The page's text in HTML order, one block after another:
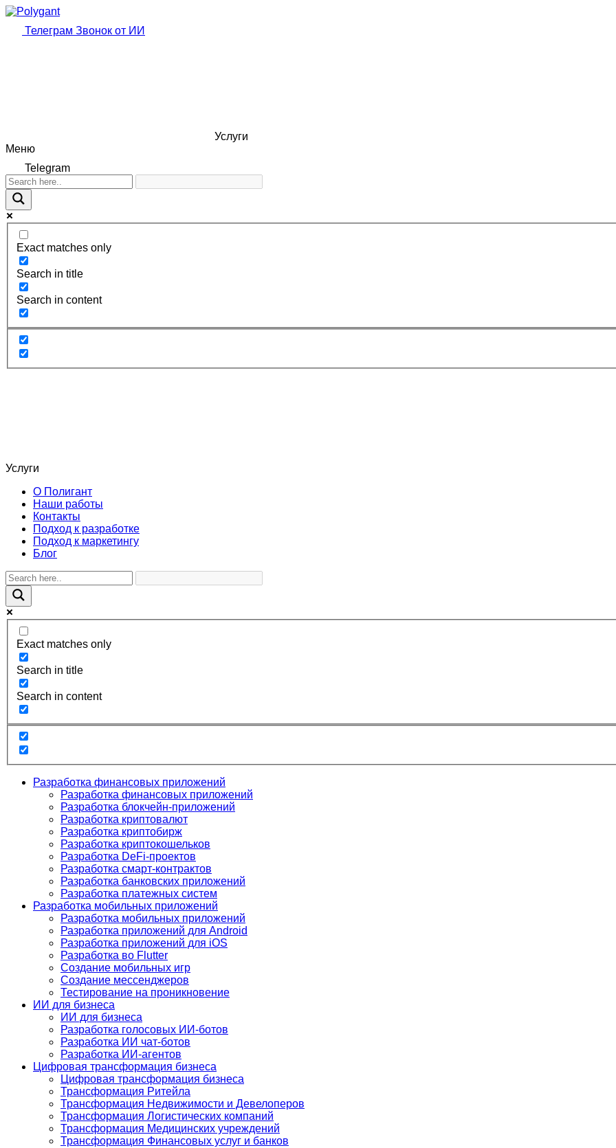
Телеграм Звонок от ИИ
Услуги
Меню
Telegram
Exact matches only
Search in title
Search in content
Услуги
О Полигант
Наши работы
Контакты
Подход к разработке
Подход к маркетингу
Блог
Exact matches only
Search in title
Search in content
Разработка финансовых приложений
Разработка финансовых приложений
Разработка блокчейн-приложений
Разработка криптовалют
Разработка криптобирж
Разработка криптокошельков
Разработка DeFi-проектов
Разработка смарт-контрактов
Разработка банковских приложений
Разработка платежных систем
Разработка мобильных приложений
Разработка мобильных приложений
Разработка приложений для Android
Разработка приложений для iOS
Разработка во Flutter
Создание мобильных игр
Создание мессенджеров
Тестирование на проникновение
ИИ для бизнеса
ИИ для бизнеса
Разработка голосовых ИИ-ботов
Разработка ИИ чат-ботов
Разработка ИИ-агентов
Цифровая трансформация бизнеса
Цифровая трансформация бизнеса
Трансформация Ритейла
Трансформация Недвижимости и Девелоперов
Трансформация Логистических компаний
Трансформация Медицинских учреждений
Трансформация Финансовых услуг и банков